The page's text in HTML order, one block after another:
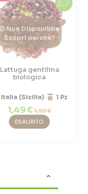
Non Disponibile
Scopri perchè?
Lattuga gentilina
biologica
Italia (Sicilia) 1 Pz
1,49 €1,99 €
ESAURITO